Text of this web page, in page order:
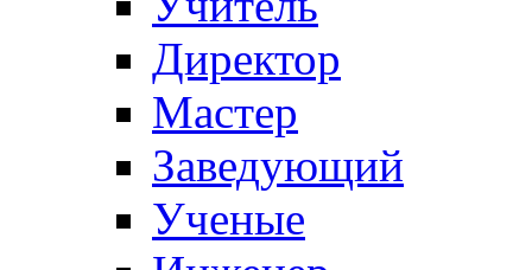
Директор
Мастер
Заведующий
Ученые